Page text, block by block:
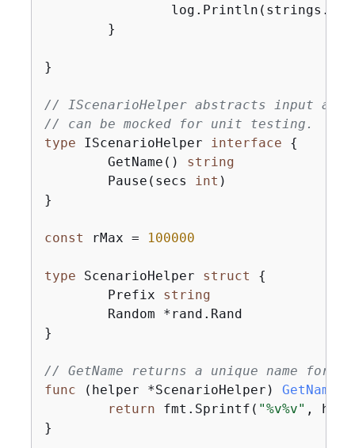
}
// IScenarioHelper abstracts input
// can be mocked for unit testing.
type IScenarioHelper interface
{
	GetName()
string
	Pause(secs
int )
}
const rMax = 100000
type ScenarioHelper struct
{
	Prefix
string
}
// GetName returns a unique name
func
(helper *ScenarioHelper) GetName
return fmt.Sprintf( "%v%v" ,
}